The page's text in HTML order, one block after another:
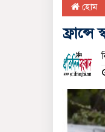
হোম
ফ্রান্সে